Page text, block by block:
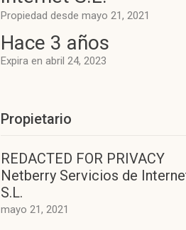
Propiedad desde mayo 21, 2021
Hace 3 años
Expira en abril 24, 2023
Propietario
REDACTED FOR PRIVACY
Netberry Servicios de
S.L.
mayo 21, 2021